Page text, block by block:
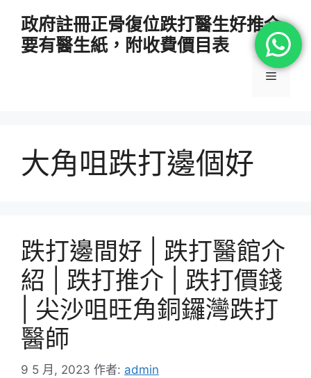
政府註冊正骨復位跌打醫生好推介
要有醫生紙，附收費價目表
選
大角咀跌打邊個好
跌打邊間好 | 跌打醫館介
紹 | 跌打推介 | 跌打價錢
| 尖沙咀旺角銅鑼灣跌打
醫師
9 5 月, 2023 作者: admin